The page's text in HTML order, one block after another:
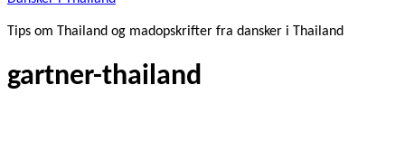
Tips om Thailand og madopskrifter fra dansker i Thailand
gartner-thailand